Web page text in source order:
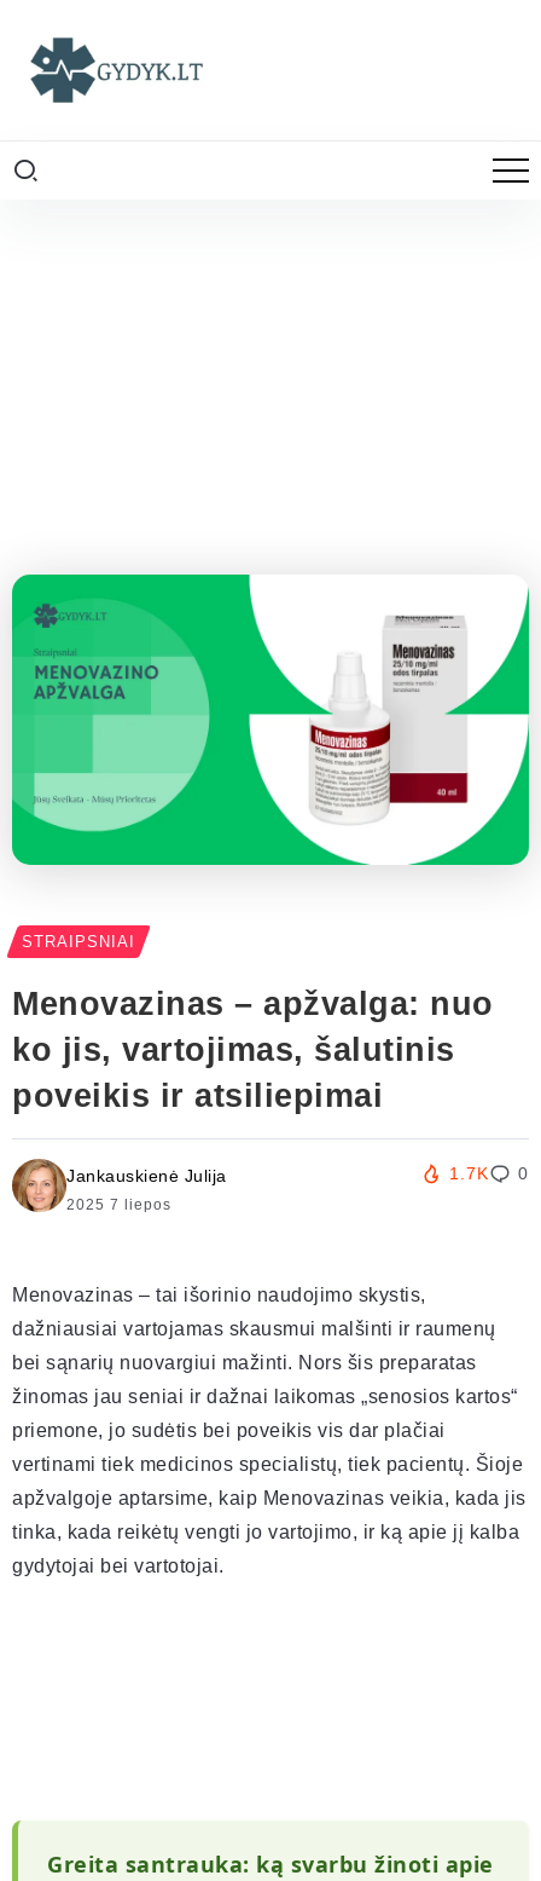
STRAIPSNIAI
Menovazinas – apžvalga: nuo
ko jis, vartojimas, šalutinis
poveikis ir atsiliepimai
Jankauskienė Julija
2025 7 liepos
1.7K 0
Menovazinas – tai išorinio naudojimo skystis,
dažniausiai vartojamas skausmui malšinti ir raumenų
bei sąnarių nuovargiui mažinti. Nors šis preparatas
žinomas jau seniai ir dažnai laikomas „senosios kartos“
priemone, jo sudėtis bei poveikis vis dar plačiai
vertinami tiek medicinos specialistų, tiek pacientų. Šioje
apžvalgoje aptarsime, kaip Menovazinas veikia, kada jis
tinka, kada reikėtų vengti jo vartojimo, ir ką apie jį kalba
gydytojai bei vartotojai.
Greita santrauka: ką svarbu žinoti apie